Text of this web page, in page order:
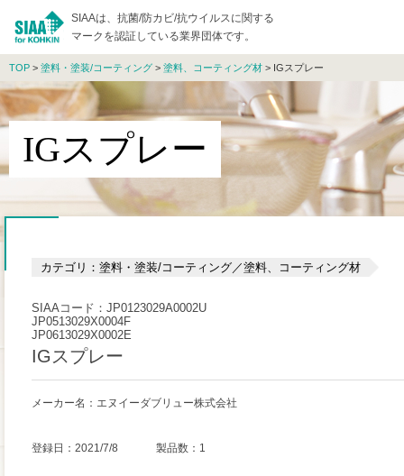
SIAAは、抗菌/防カビ/抗ウイルスに関する
マークを認証している業界団体です。
TOP > 塗料・塗装/コーティング > 塗料、コーティング材 > IGスプレー
IGスプレー
カテゴリ：塗料・塗装/コーティング／塗料、コーティング材
SIAAコード：JP0123029A0002U
JP0513029X0004F
JP0613029X0002E
IGスプレー
メーカー名：エヌイーダブリュー株式会社
登録日：2021/7/8 製品数：1